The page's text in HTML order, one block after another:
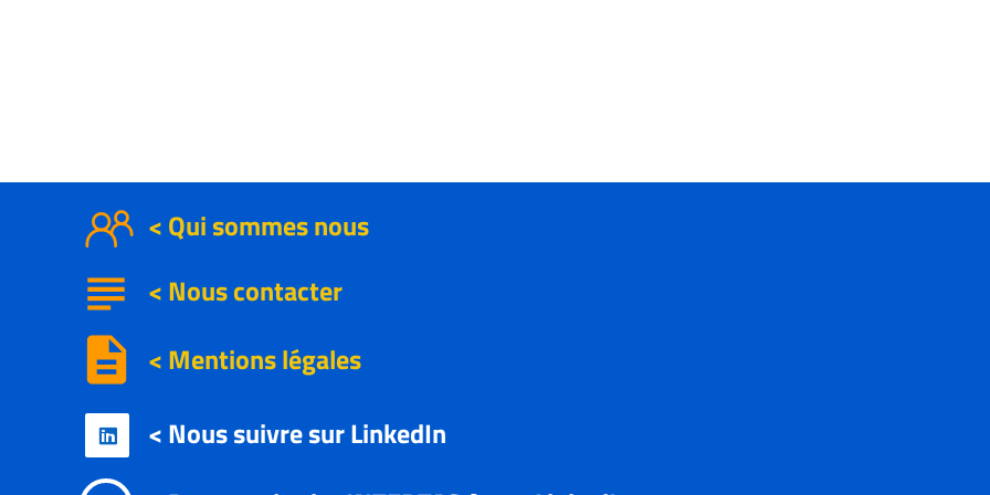

< Nous suivre sur LinkedIn
< Qui sommes nous
< Mentions légales
description
<Nous contacter
subject